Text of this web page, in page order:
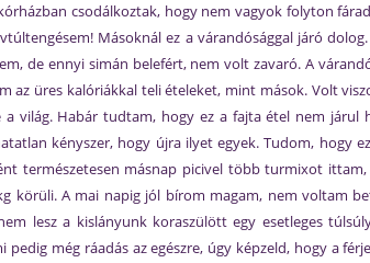
csodálkoztak, hogy nem vagyok folyton
Másoknál ez a várandósággal járó
de ennyi simán belefért, nem volt zavaró. A
az üres kalóriákkal teli ételeket, mint mások. Volt
világ. Habár tudtam, hogy ez a fajta étel nem járul
kényszer, hogy újra ilyet egyek. Tudom,
természetesen másnap picivel több turmixot
körüli. A mai napig jól bírom magam, nem voltam
lesz a kislányunk koraszülött egy esetleges
még ráadás az egészre, úgy képzeld, hogy a